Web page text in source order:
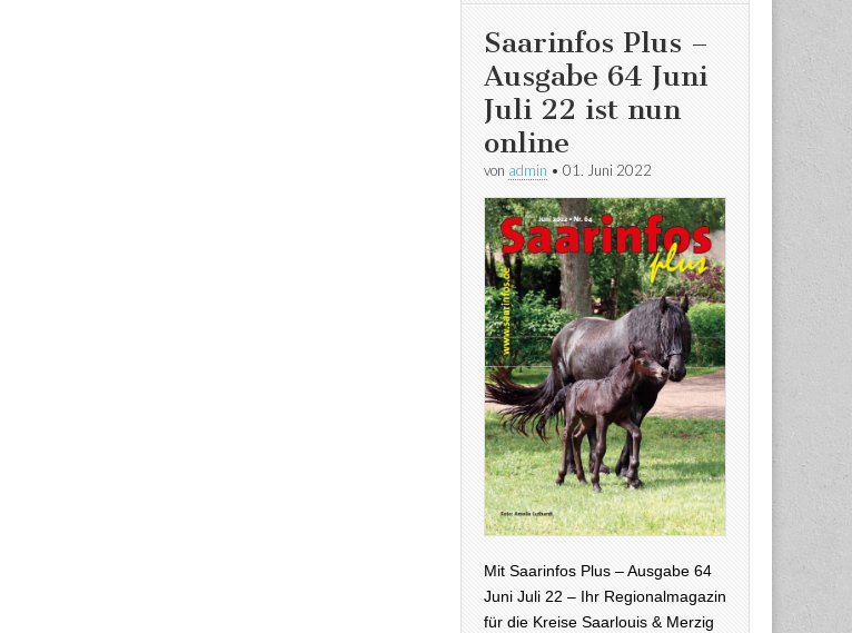
Saarinfos Plus –
Ausgabe 64 Juni
Juli 22 ist nun
online
von admin • 01. Juni 2022
Mit Saarinfos Plus – Ausgabe 64
Juni Juli 22 – Ihr Regionalmagazin
für die Kreise Saarlouis & Merzig